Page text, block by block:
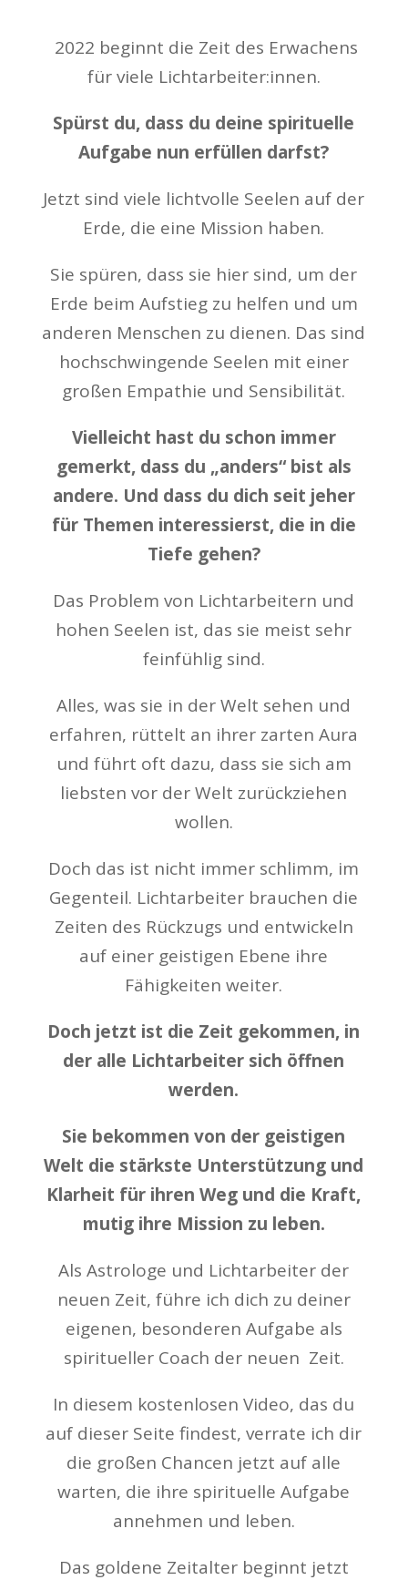
2022 beginnt die Zeit des Erwachens
für viele Lichtarbeiter:innen.
Spürst du, dass du deine spirituelle
Aufgabe nun erfüllen darfst?
Jetzt sind viele lichtvolle Seelen auf der
Erde, die eine Mission haben.
Sie spüren, dass sie hier sind, um der
Erde beim Aufstieg zu helfen und um
anderen Menschen zu dienen. Das sind
hochschwingende Seelen mit einer
großen Empathie und Sensibilität.
Vielleicht hast du schon immer
gemerkt, dass du „anders“ bist als
andere. Und dass du dich seit jeher
für Themen interessierst, die in die
Tiefe gehen?
Das Problem von Lichtarbeitern und
hohen Seelen ist, das sie meist sehr
feinfühlig sind.
Alles, was sie in der Welt sehen und
erfahren, rüttelt an ihrer zarten Aura
und führt oft dazu, dass sie sich am
liebsten vor der Welt zurückziehen
wollen.
Doch das ist nicht immer schlimm, im
Gegenteil. Lichtarbeiter brauchen die
Zeiten des Rückzugs und entwickeln
auf einer geistigen Ebene ihre
Fähigkeiten weiter.
Doch jetzt ist die Zeit gekommen, in
der alle Lichtarbeiter sich öffnen
werden.
Sie bekommen von der geistigen
Welt die stärkste Unterstützung und
Klarheit für ihren Weg und die Kraft,
mutig ihre Mission zu leben.
Als Astrologe und Lichtarbeiter der
neuen Zeit, führe ich dich zu deiner
eigenen, besonderen Aufgabe als
spiritueller Coach der neuen Zeit.
In diesem kostenlosen Video, das du
auf dieser Seite findest, verrate ich dir
die großen Chancen jetzt auf alle
warten, die ihre spirituelle Aufgabe
annehmen und leben.
Das goldene Zeitalter beginnt jetzt